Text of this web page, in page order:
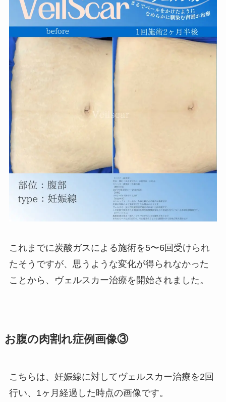
これまでに炭酸ガスによる施術を5〜6回受けられ
たそうですが、思うような変化が得られなかった
ことから、ヴェルスカー治療を開始されました。
お腹の肉割れ症例画像③
こちらは、妊娠線に対してヴェルスカー治療を2回
行い、1ヶ月経過した時点の画像です。